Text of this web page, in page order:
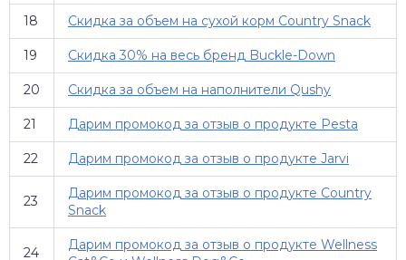
18 Скидка за объем на сухой корм Country Snack
19 Скидка 30% на весь бренд Buckle-Down
20 Скидка за объем на наполнители Qushy
21 Дарим промокод за отзыв о продукте Pesta
22 Дарим промокод за отзыв о продукте Jarvi
23
Дарим промокод за отзыв о продукте Country
Snack
24
Дарим промокод за отзыв о продукте Wellness